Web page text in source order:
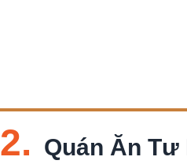
2. Quán Ăn Tư